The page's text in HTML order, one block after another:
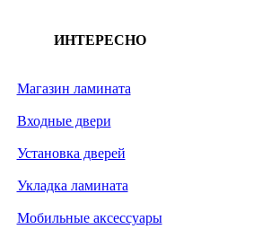
ИНТЕРЕСНО
Магазин ламината
Входные двери
Установка дверей
Укладка ламината
Мобильные аксессуары